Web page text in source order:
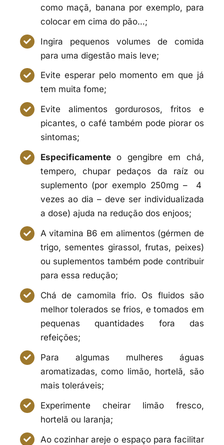
como maçã, banana por exemplo, para
colocar em cima do pão…;
Ingira pequenos volumes de comida
para uma digestão mais leve;
Evite esperar pelo momento em que já
tem muita fome;
Evite alimentos gordurosos, fritos e
picantes, o café também pode piorar os
sintomas;
Especificamenteo gengibre em chá,
tempero, chupar pedaços da raíz ou
suplemento (por exemplo 250mg – 4
vezes ao dia – deve ser individualizada
a dose) ajuda na redução dos enjoos;
A vitamina B6 em alimentos (gérmen de
trigo, sementes girassol, frutas, peixes)
ou suplementos também pode contribuir
para essa redução;
Chá de camomila frio. Os fluidos são
melhor tolerados se frios, e tomados em
pequenas quantidades fora das
refeições;
Para algumas mulheres águas
aromatizadas, como limão, hortelã, são
mais toleráveis;
Experimente cheirar limão fresco,
hortelã ou laranja;
Ao cozinhar areje o espaço para facilitar